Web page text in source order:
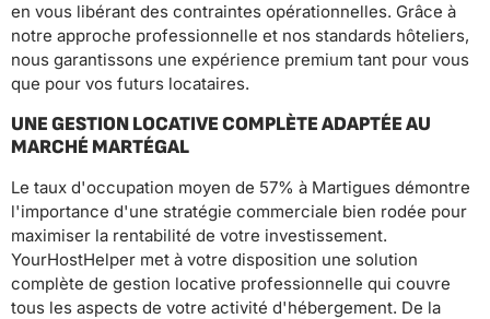
en vous libérant des contraintes opérationnelles. Grâce à
notre approche professionnelle et nos standards hôteliers,
nous garantissons une expérience premium tant pour vous
que pour vos futurs locataires.
UNE GESTION LOCATIVE COMPLÈTE ADAPTÉE AU
MARCHÉ MARTÉGAL
Le taux d'occupation moyen de 57% à Martigues démontre
l'importance d'une stratégie commerciale bien rodée pour
maximiser la rentabilité de votre investissement.
YourHostHelper met à votre disposition une solution
complète de gestion locative professionnelle qui couvre
tous les aspects de votre activité d'hébergement. De la